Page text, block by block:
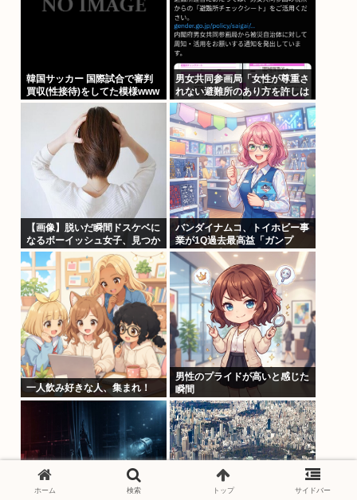
韓国サッカー 国際試合で審判
買収(性接待)をしてた模様www
男女共同参画局「女性が尊重さ
れない避難所のあり方を許しは
しません、このチェックシート
を必ず遵守してください」
【画像】脱いだ瞬間ドスケベに
なるボーイッシュ女子、見つか
るwww
バンダイナムコ、トイホビー事
業が1Q過去最高益「ガンプ
ラ」「一番くじ」「トレカ」な
ど大人向け商材好調で
一人飲み好きな人、集まれ！
男性のプライドが高いと感じた
瞬間
ホーム 検索 トップ サイドバー